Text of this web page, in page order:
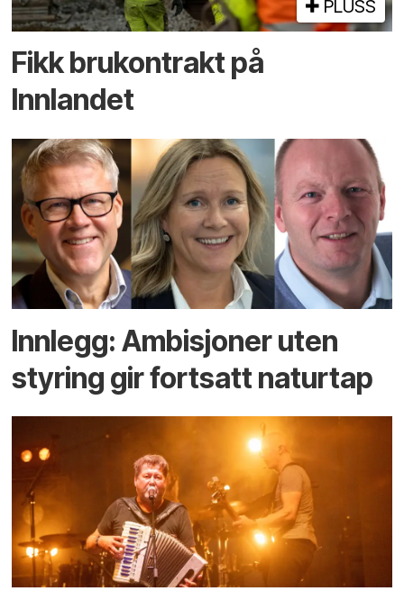
PLUSS
Fikk brukontrakt på
Innlandet
Innlegg: Ambisjoner uten
styring gir fortsatt naturtap